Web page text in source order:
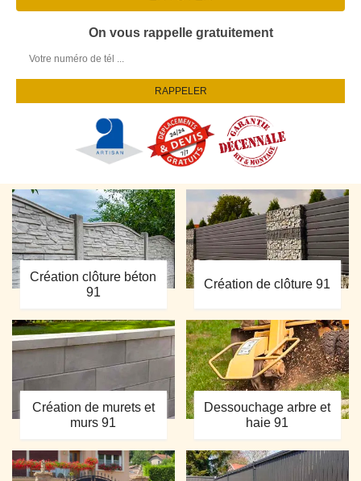
On vous rappelle gratuitement
Création clôture béton
91
Création de clôture 91
Création de murets et
murs 91
Dessouchage arbre et
haie 91